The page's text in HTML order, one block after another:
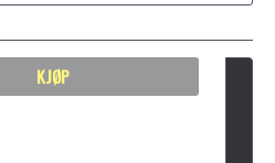
KJØP